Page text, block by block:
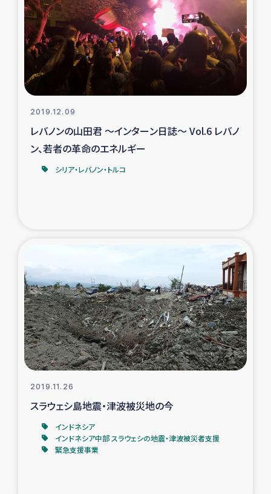
トルコ・シリア地震被災者支援
デニヤヤ小規模紅茶農家支援
コーヒー生産者支援
ベイルート大規模爆発被災者支援
2019.12.09
レバノンの山田君 ～インターン日誌～ Vol.6 レバノ
ン、若者の革命のエネルギー
シリア・レバノン・トルコ
2019.11.26
スラウェシ島地震・津波被災地の今
インドネシア
インドネシア中部 スラウェシの地震・津波被災者支援
緊急支援事業